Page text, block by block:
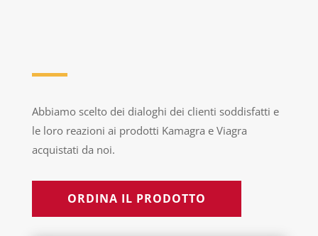
Abbiamo scelto dei dialoghi dei clienti soddisfatti e
le loro reazioni ai prodotti Kamagra e Viagra
acquistati da noi.
ORDINA IL PRODOTTO